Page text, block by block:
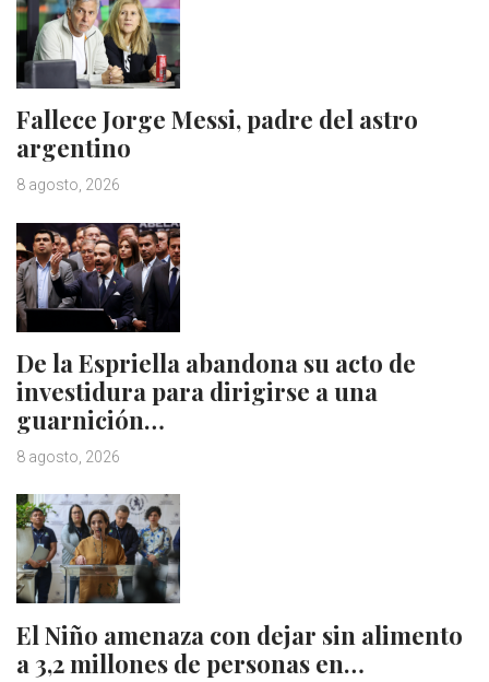
Fallece Jorge Messi, padre del astro
argentino
8 agosto, 2026
De la Espriella abandona su acto de
investidura para dirigirse a una
guarnición…
8 agosto, 2026
El Niño amenaza con dejar sin alimento
a 3,2 millones de personas en…